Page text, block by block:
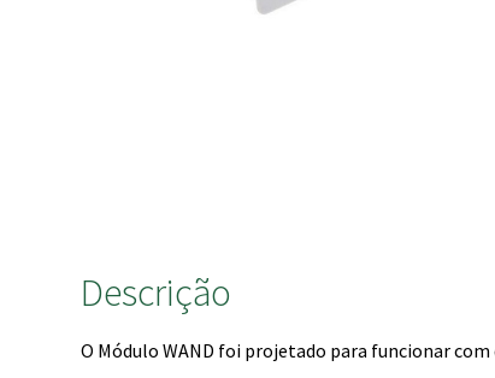
Descrição
O Módulo WAND foi projetado para funcionar